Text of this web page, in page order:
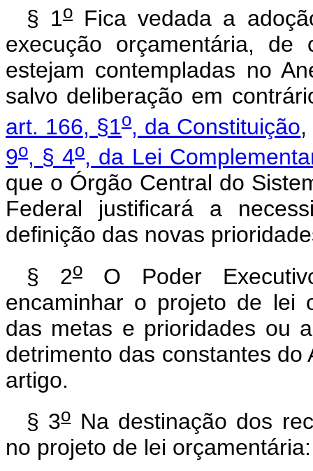
§ 1oFica vedada a
execução orçamentária,
estejam contempladas no
salvo deliberação em
art. 166, §1o, da Constituição
9o, § 4o, da Lei
que o Órgão Central do
Federal justificará a
definição das novas
§ 2oO Poder
encaminhar o projeto de lei
das metas e prioridades ou
detrimento das constantes
artigo.
§ 3oNa destinação dos
no projeto de lei orçamentária: